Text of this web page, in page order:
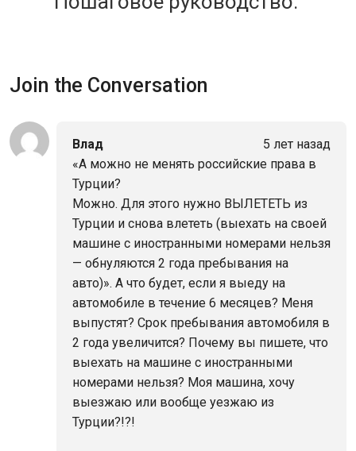
Join the Conversation
Влад
5 лет назад
«А можно не менять российские права в
Турции?
Можно. Для этого нужно ВЫЛЕТЕТЬ из
Турции и снова влететь (выехать на своей
машине с иностранными номерами нельзя
— обнуляются 2 года пребывания на
авто)». А что будет, если я выеду на
автомобиле в течение 6 месяцев? Меня
выпустят? Срок пребывания автомобиля в
2 года увеличится? Почему вы пишете, что
выехать на машине с иностранными
номерами нельзя? Моя машина, хочу
выезжаю или вообще уезжаю из
Турции?!?!